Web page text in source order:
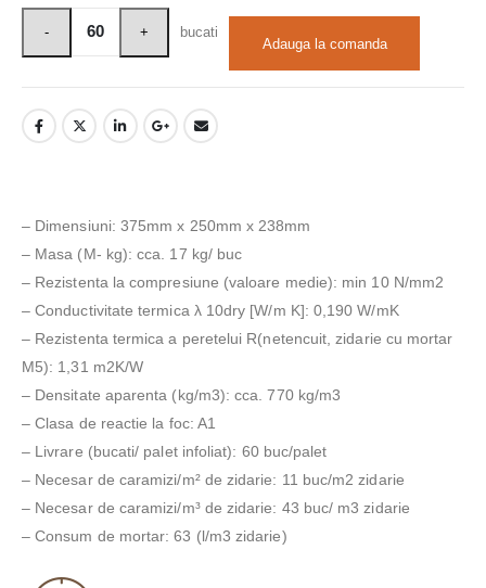
bucati
Adauga la comanda
– Dimensiuni: 375mm x 250mm x 238mm
– Masa (M- kg): cca. 17 kg/ buc
– Rezistenta la compresiune (valoare medie): min 10 N/mm2
– Conductivitate termica λ 10dry [W/m K]: 0,190 W/mK
– Rezistenta termica a peretelui R(netencuit, zidarie cu mortar
M5): 1,31 m2K/W
– Densitate aparenta (kg/m3): cca. 770 kg/m3
– Clasa de reactie la foc: A1
– Livrare (bucati/ palet infoliat): 60 buc/palet
– Necesar de caramizi/m² de zidarie: 11 buc/m2 zidarie
– Necesar de caramizi/m³ de zidarie: 43 buc/ m3 zidarie
– Consum de mortar: 63 (l/m3 zidarie)